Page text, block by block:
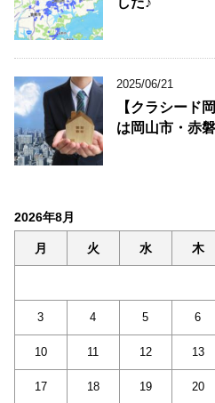
2025/06/21
【クラシード
は岡山市・赤
2026年8月
月 火 水 木
3 4 5 6
10 11 12 13
17 18 19 20